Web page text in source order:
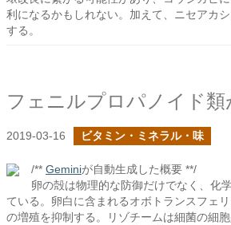
利になるかもしれない。加えて、ニセアカ
する。
2019-03-16 ビタミン・ミネラル・味
/** Geminiが自動生成した概要 **/
卵の殻は物理的な防御だけでなく、化
ている。卵白に含まれるオボトランスフェ
の増殖を抑制する。リゾチームは細菌の細